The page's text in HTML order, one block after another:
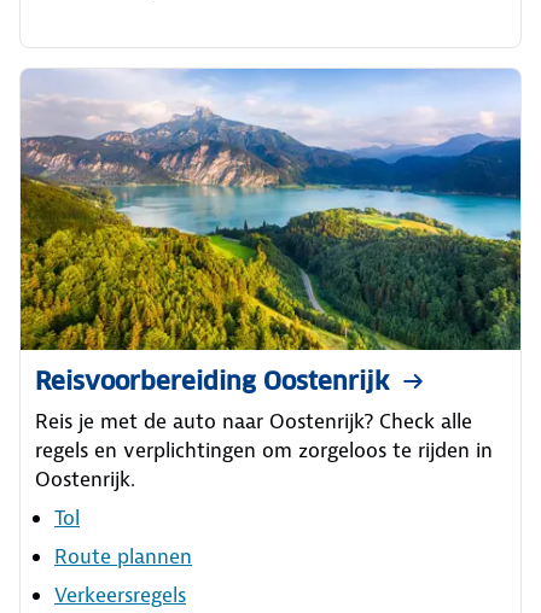
Reisvoorbereiding Oostenrijk
Reis je met de auto naar Oostenrijk? Check alle
regels en verplichtingen om zorgeloos te rijden in
Oostenrijk.
Tol
Route plannen
Verkeersregels